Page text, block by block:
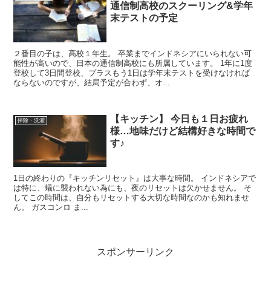
通信制高校のスクーリング&学年
末テストの予定
２番目の子は、高校１年生。 卒業までインドネシアにいられない可
能性が高いので、日本の通信制高校にも所属しています。 1年に1度
登校して3日間登校、プラスもう1日は学年末テストを受けなければ
ならないのですが、結局予定が合わず、オ...
掃除・洗濯
【キッチン】 今日も１日お疲れ
様…地味だけど結構好きな時間で
す♪
1日の終わりの『キッチンリセット』は大事な時間。 インドネシアで
は特に、蟻に襲われない為にも、夜のリセットは欠かせません。 そ
してこの時間は、自分もリセットする大切な時間なのかも知れませ
ん。 ガスコンロ ま...
スポンサーリンク